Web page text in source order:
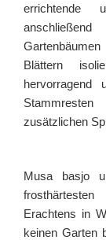
errichtende
Blättern
zusätzlichen
Musa basjo
Erachtens in
keinen Garten